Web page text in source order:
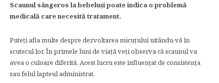
Scaunul sângeros la bebeluși poate indica o problemă
medicală care necesită tratament.
Puteți afla multe despre dezvoltarea micuțului uitându-vă în
scutecul lor. În primele luni de viață veți observa că scaunul va
avea o culoare diferită. Acest lucru este influențat de consistența
sau felul lapteul administrat.